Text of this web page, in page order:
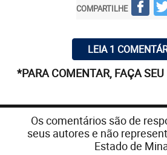
COMPARTILHE
LEIA 1
*PARA COMENTAR, FAÇA SEU
Os comentários são de
seus autores e não
Estado de